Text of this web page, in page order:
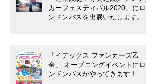
カーフェスティバル2020」にロ
ンドンバスを出展いたします。
「イデックス ファンカーズ乙
金」 オープニングイベントにロ
ンドンバスがやってきます！